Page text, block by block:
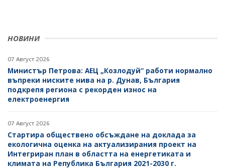
НОВИНИ
07 Август 2026
Министър Петрова: АЕЦ „Козлодуй“ работи нормално
въпреки ниските нива на р. Дунав, България
подкрепя региона с рекорден износ на
електроенергия
07 Август 2026
Стартира обществено обсъждане на доклада за
екологична оценка на актуализирания проект на
Интегриран план в областта на енергетиката и
климата на Република България 2021-2030 г.
ГЕОТЕРМАЛНА ЛАБОРАТОРИЯ
ЕНЕРГИЕН ПАЗАР
КРИТИЧНА ЕНЕРГИЙНА ИНФРАСТРУКТУРА
ЕДИНЕН ОРГАН ЗА УПРАВЛЕНИЕ НА ПОДЗЕМНИТЕ
БОГАТСТВА
ДЕЙНОСТ
МЕТАЛНИ ПОЛЕЗНИ ИЗКОПАЕМИ
НЕМЕТАЛНИ ПОЛЕЗНИ ИЗКОПАЕМИ -
ИНДУСТРИАЛНИ МИНЕРАЛИ